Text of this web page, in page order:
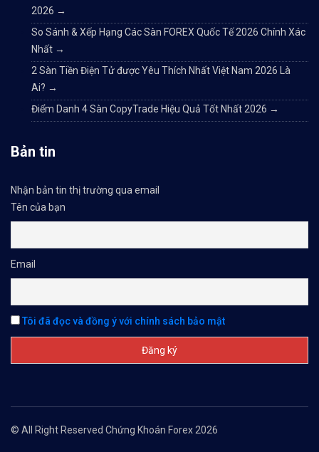
𝘟𝘦𝘮 𝘤𝘩𝘪 𝘵𝘪ế𝘵: https://chungkhoanforex.com/vi-
✨🏆𝐌ở 𝐭à𝐢 𝐤𝐡𝐨ả𝐧 𝐠𝐢𝐚𝐨 𝐝ị𝐜𝐡 𝐭ạ𝐢 𝐜á𝐜 𝐬à𝐧 𝐭ố𝐭 𝐧𝐡ấ𝐭 𝐭𝐡ế
✅𝘔ở 𝘵à𝘪 𝘬𝘩𝘰ả𝘯 𝘵𝘳ê𝘯 𝘴à𝘯 𝘉𝘪𝘯𝘢𝘯𝘤𝘦 𝘯ổ𝘪 𝘵𝘪ế𝘯𝘨 𝘯𝘩ấ𝘵
2026 →
So Sánh & Xếp Hạng Các Sàn FOREX Quốc Tế 2026 Chính Xác
Nhất →
2 Sàn Tiền Điện Tử được Yêu Thích Nhất Việt Nam 2026 Là
Ai? →
Điểm Danh 4 Sàn CopyTrade Hiệu Quả Tốt Nhất 2026 →
Bản tin
Nhận bản tin thị trường qua email
Tên của bạn
Email
Tôi đã đọc và đồng ý với chính sách bảo mật
© All Right Reserved Chứng Khoán Forex 2026